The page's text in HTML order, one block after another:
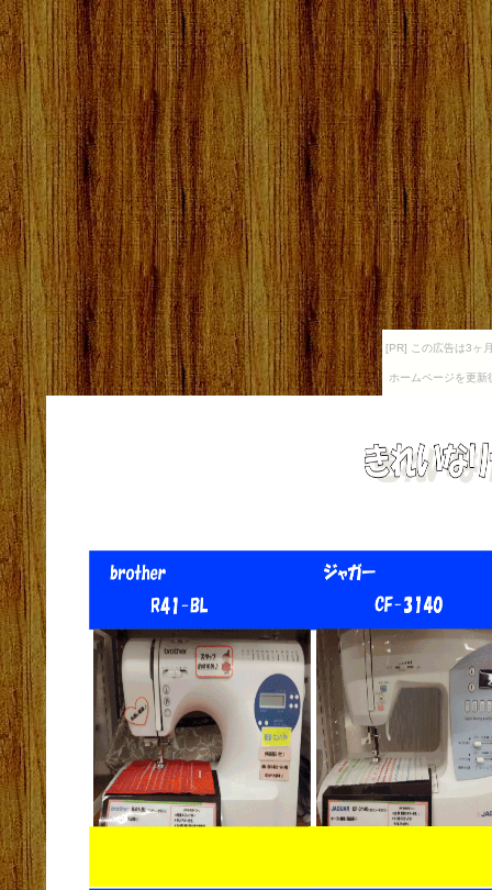
[PR] この広告は3ヶ
ホームページを更